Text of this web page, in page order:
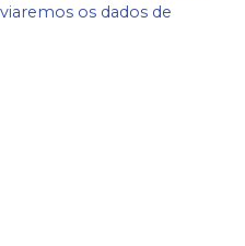
os dados de